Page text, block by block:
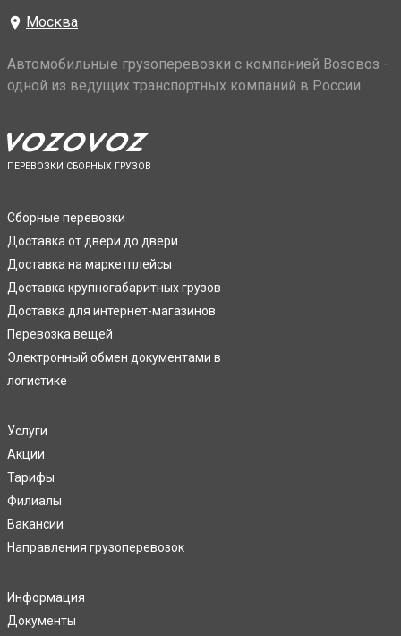
Москва
Автомобильные грузоперевозки с компанией Возовоз -
одной из ведущих транспортных компаний в России
ПЕРЕВОЗКИ СБОРНЫХ ГРУЗОВ
Сборные перевозки
Доставка от двери до двери
Доставка на маркетплейсы
Доставка крупногабаритных грузов
Доставка для интернет-магазинов
Перевозка вещей
Электронный обмен документами в
логистике
Услуги
Акции
Тарифы
Филиалы
Вакансии
Направления грузоперевозок
Информация
Документы